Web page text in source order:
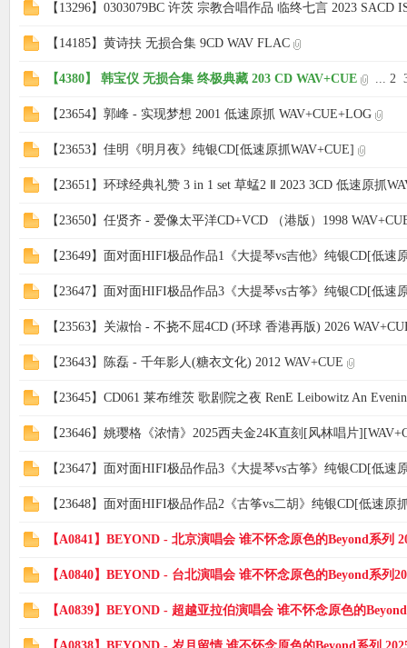
【13296】0303079BC 许茨 宗教合唱作品 临终七言 2023 SACD
【14185】黄诗扶 无损合集 9CD WAV FLAC
【4380】 韩宝仪 无损合集 终极典藏 203 CD WAV+CUE ... 2
【23654】郭峰 - 实现梦想 2001 低速原抓 WAV+CUE+LOG
【23653】佳明《明月夜》纯银CD[低速原抓WAV+CUE]
【23651】环球经典礼赞 3 in 1 set 草蜢2 Ⅱ 2023 3CD 低速原抓
【23650】任贤齐 - 爱像太平洋CD+VCD （港版）1998
【23649】面对面HIFI极品作品1《大提琴vs吉他》纯银CD[低速
【23647】面对面HIFI极品作品3《大提琴vs古筝》纯银CD[低速
【23563】关淑怡 - 不挠不屈4CD (环球 香港再版) 2026
【23643】陈磊 - 千年影人(糖衣文化) 2012 WAV+CUE
【23645】CD061 莱布维茨 歌剧院之夜 RenE Leibowitz An
【23646】姚璎格《浓情》2025西夫金24K直刻[风林唱片
【23647】面对面HIFI极品作品3《大提琴vs古筝》纯银CD[低速
【23648】面对面HIFI极品作品2《古筝vs二胡》纯银CD[低速原
【A0841】BEYOND - 北京演唱会 谁不怀念原色的Beyond系列
【A0840】BEYOND - 台北演唱会 谁不怀念原色的Beyond系列
【A0839】BEYOND - 超越亚拉伯演唱会 谁不怀念原色的